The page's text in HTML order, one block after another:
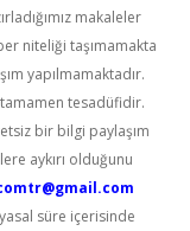
makaleler
niteliği taşımamakta
yapılmamaktadır.
tesadüfidir.
bir bilgi paylaşım
aykırı olduğunu
süre içerisinde